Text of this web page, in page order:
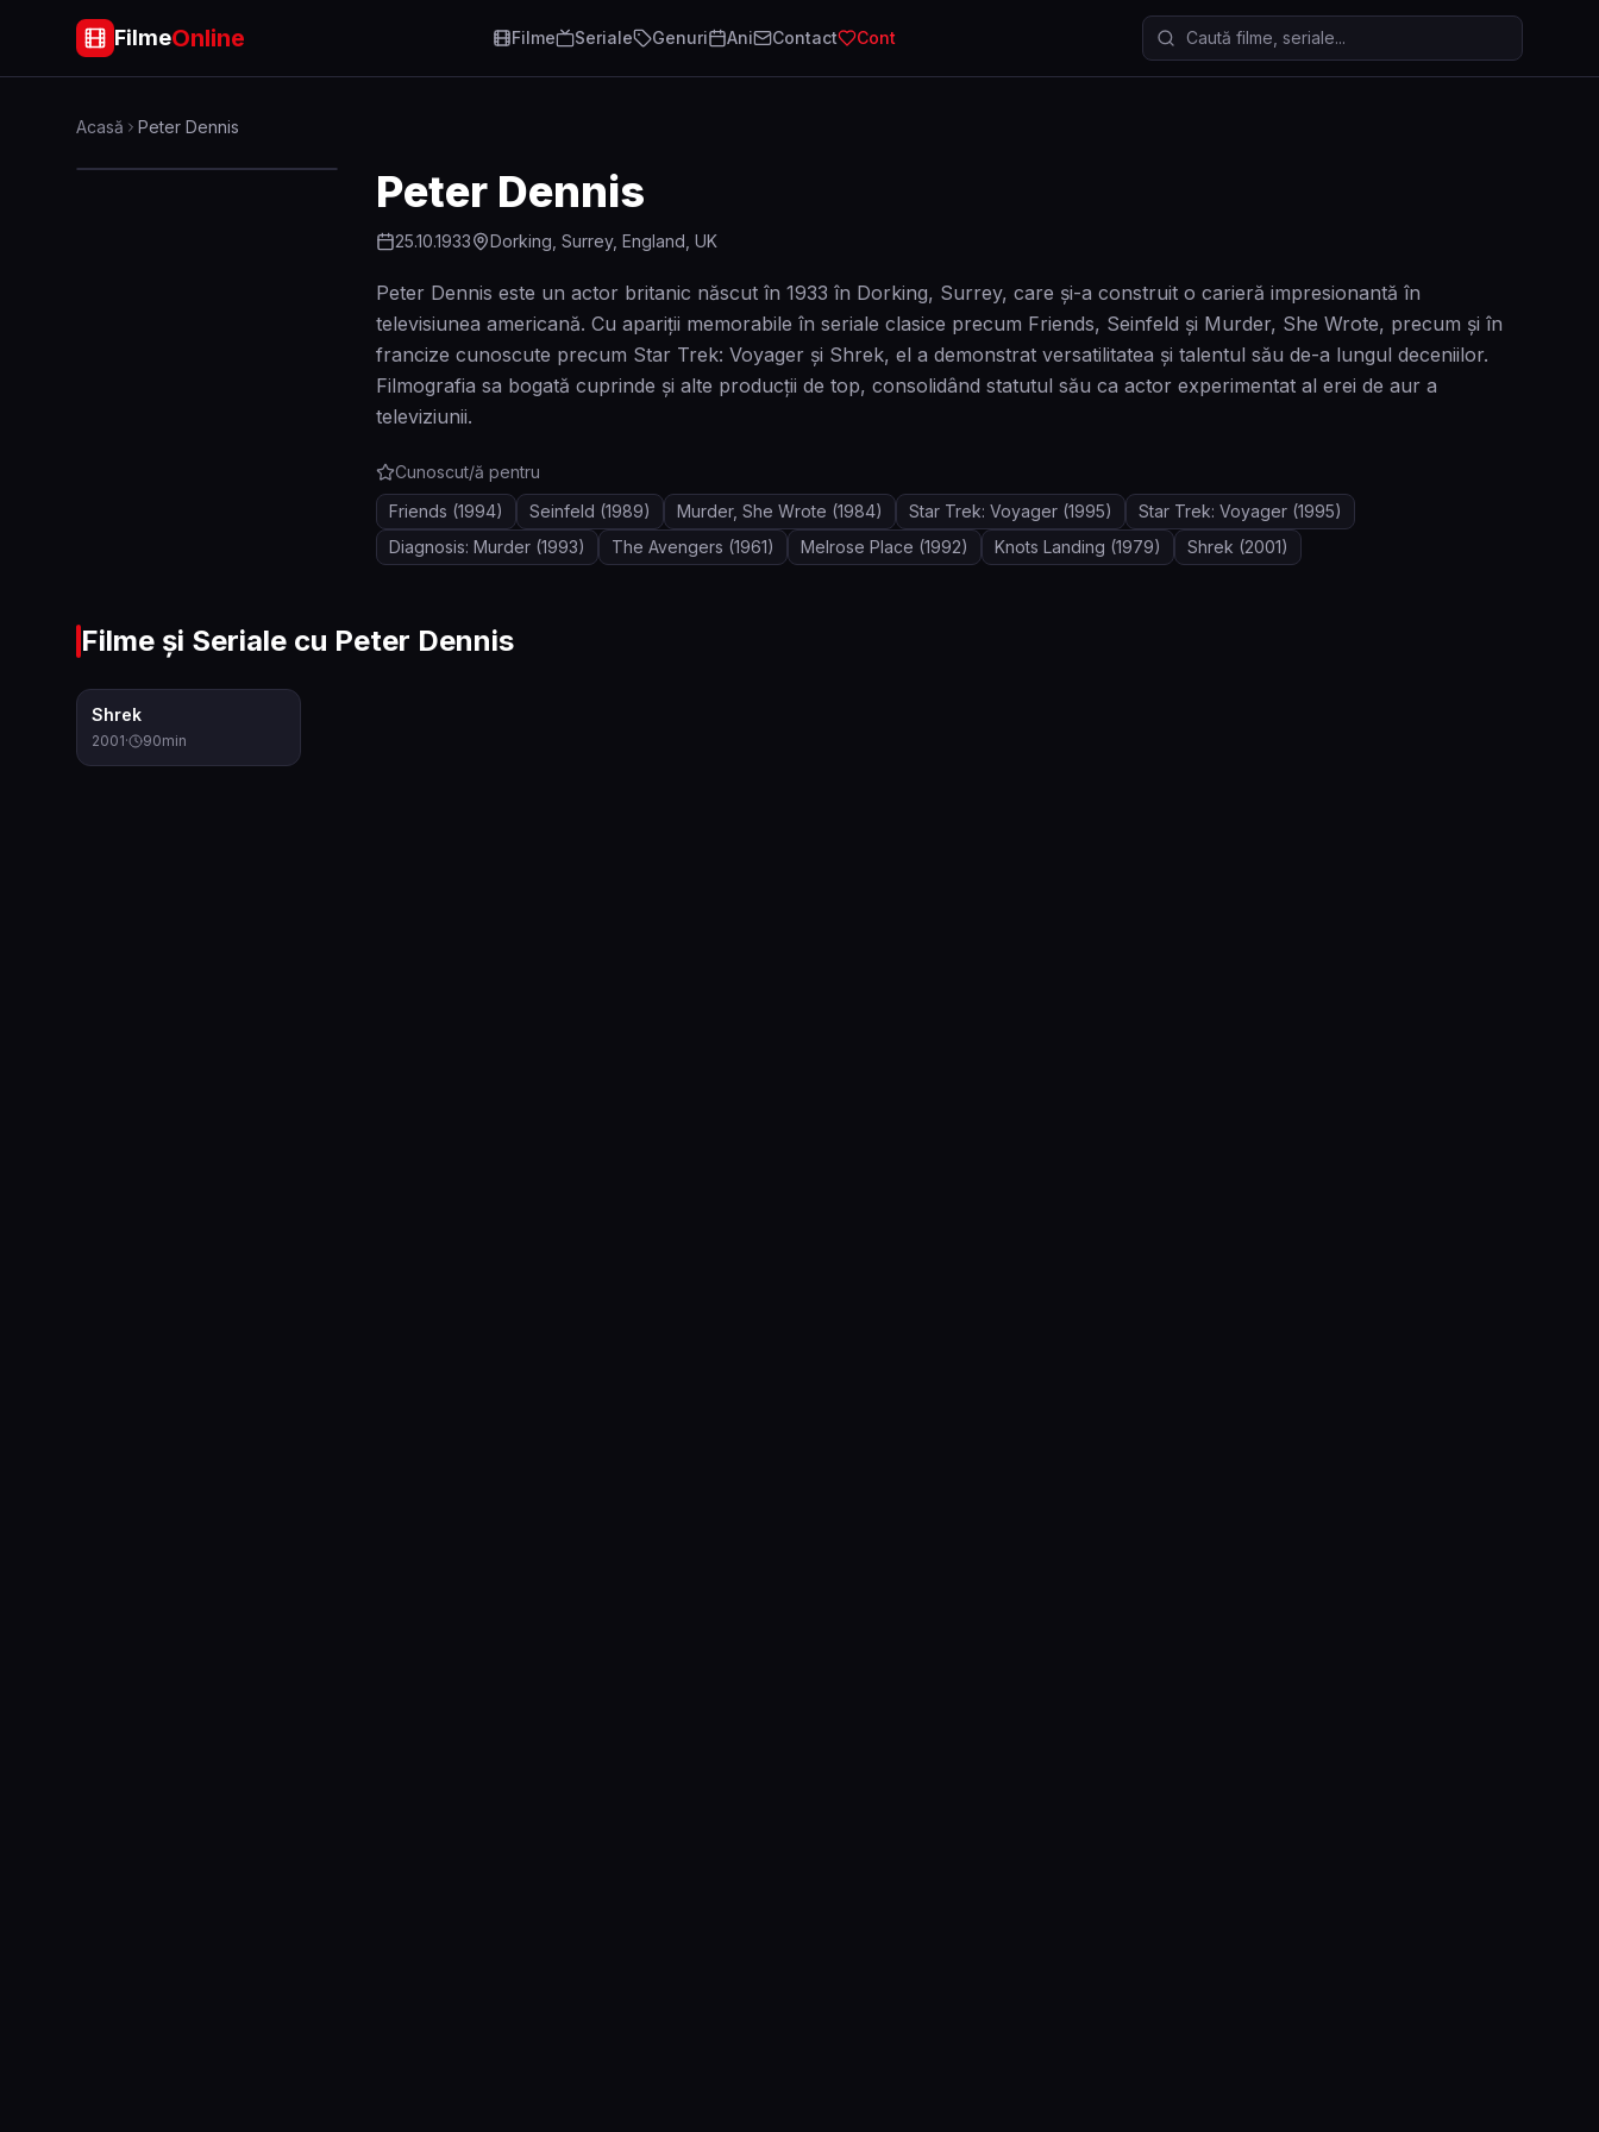
FilmeOnline Filme Seriale Genuri Ani Contact Cont Caută filme și seriale
Acasă Peter Dennis
Peter Dennis
25.10.1933 Dorking, Surrey, England, UK
Peter Dennis este un actor britanic născut în 1933 în Dorking, Surrey, care și-a construit o carieră impresionantă în
televisiunea americană. Cu apariții memorabile în seriale clasice precum Friends, Seinfeld și Murder, She Wrote, precum și în
francize cunoscute precum Star Trek: Voyager și Shrek, el a demonstrat versatilitatea și talentul său de-a lungul deceniilor.
Filmografia sa bogată cuprinde și alte producții de top, consolidând statutul său ca actor experimentat al erei de aur a
televiziunii.
Cunoscut/ă pentru
Friends (1994) Seinfeld (1989) Murder, She Wrote (1984) Star Trek: Voyager (1995) Star Trek: Voyager (1995)
Diagnosis: Murder (1993) The Avengers (1961) Melrose Place (1992) Knots Landing (1979) Shrek (2001)
Filme și Seriale cu Peter Dennis
Shrek
2001· 90min